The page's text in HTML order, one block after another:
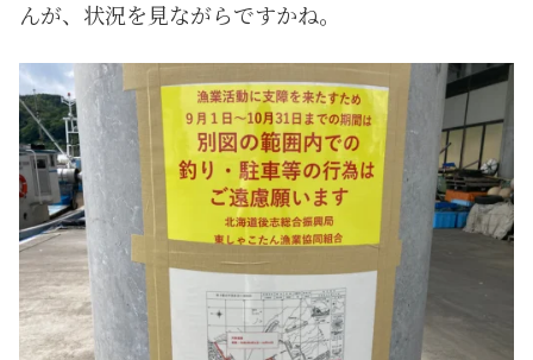
んが、状況を見ながらですかね。